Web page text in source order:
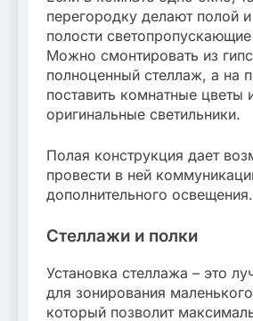
перегородку делают полой
полости
Можно смонтировать из
полноценный стеллаж, а на
поставить комнатные цветы
оригинальные светильники.
Полая конструкция дает
провести в ней
дополнительного освещения.
Стеллажи и полки
Установка стеллажа – это
для зонирования
который позволит